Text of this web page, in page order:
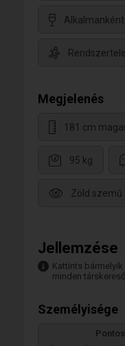
Megjelenés
181 cm
95 kg
Zöld szemű
Jellemzése
Kattints
minden
Személyisége